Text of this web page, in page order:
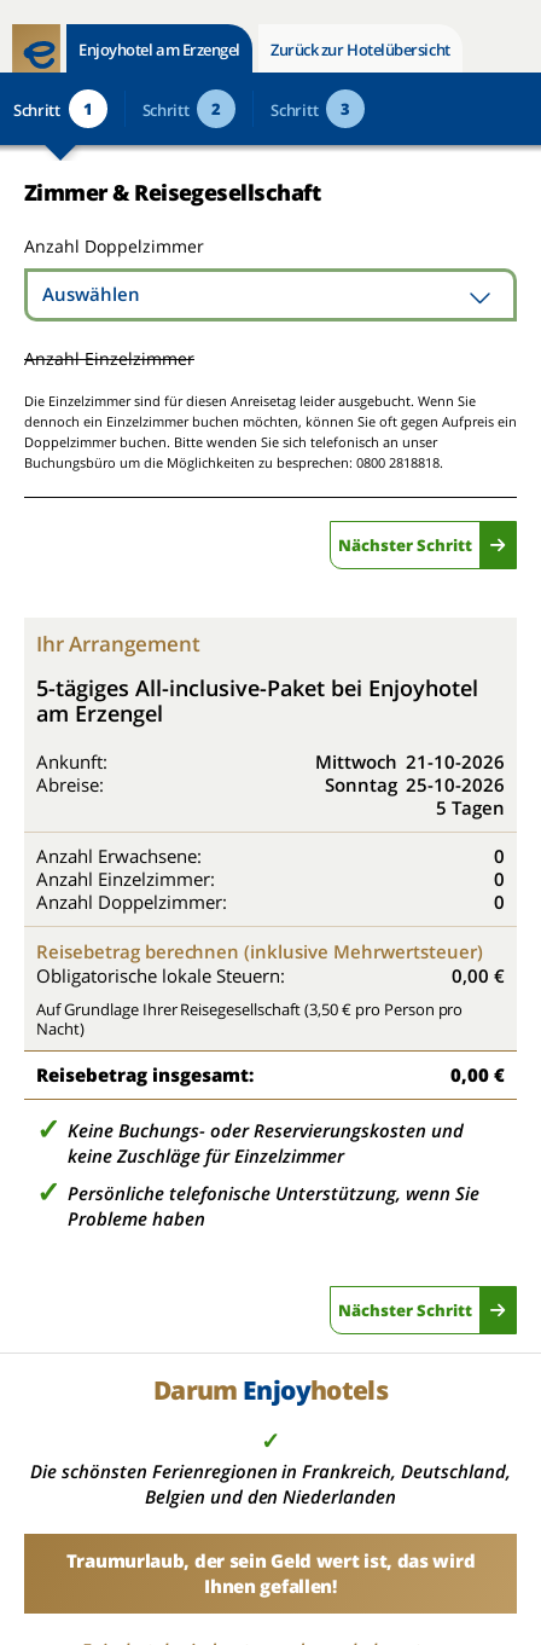
Enjoyhotel am Erzengel Zurück zur Hotelübersicht
Schritt 1 Schritt 2 Schritt 3
Zimmer & Reisegesellschaft
Anzahl Doppelzimmer
Auswählen
Anzahl Einzelzimmer
Die Einzelzimmer sind für diesen Anreisetag leider ausgebucht. Wenn Sie
dennoch ein Einzelzimmer buchen möchten, können Sie oft gegen Aufpreis ein
Doppelzimmer buchen. Bitte wenden Sie sich telefonisch an unser
Buchungsbüro um die Möglichkeiten zu besprechen: 0800 2818818.
Nächster Schritt
Ihr Arrangement
5-tägiges All-inclusive-Paket bei Enjoyhotel
am Erzengel
Ankunft: Mittwoch 21-10-2026
Abreise:
Sonntag 25-10-2026
5 Tagen
Anzahl Erwachsene:
0
Anzahl Einzelzimmer:
0
Anzahl Doppelzimmer:
0
Reisebetrag berechnen (inklusive Mehrwertsteuer)
Obligatorische lokale Steuern:
0,00 €
Auf Grundlage Ihrer Reisegesellschaft (3,50 € pro Person pro
Nacht)
Reisebetrag insgesamt: 0,00 €
Keine Buchungs- oder Reservierungskosten und
keine Zuschläge für Einzelzimmer
Persönliche telefonische Unterstützung, wenn Sie
Probleme haben
Nächster Schritt
Darum Enjoyhotels
✓
Die schönsten Ferienregionen in Frankreich, Deutschland,
Belgien und den Niederlanden
Traumurlaub, der sein Geld wert ist, das wird
Ihnen gefallen!